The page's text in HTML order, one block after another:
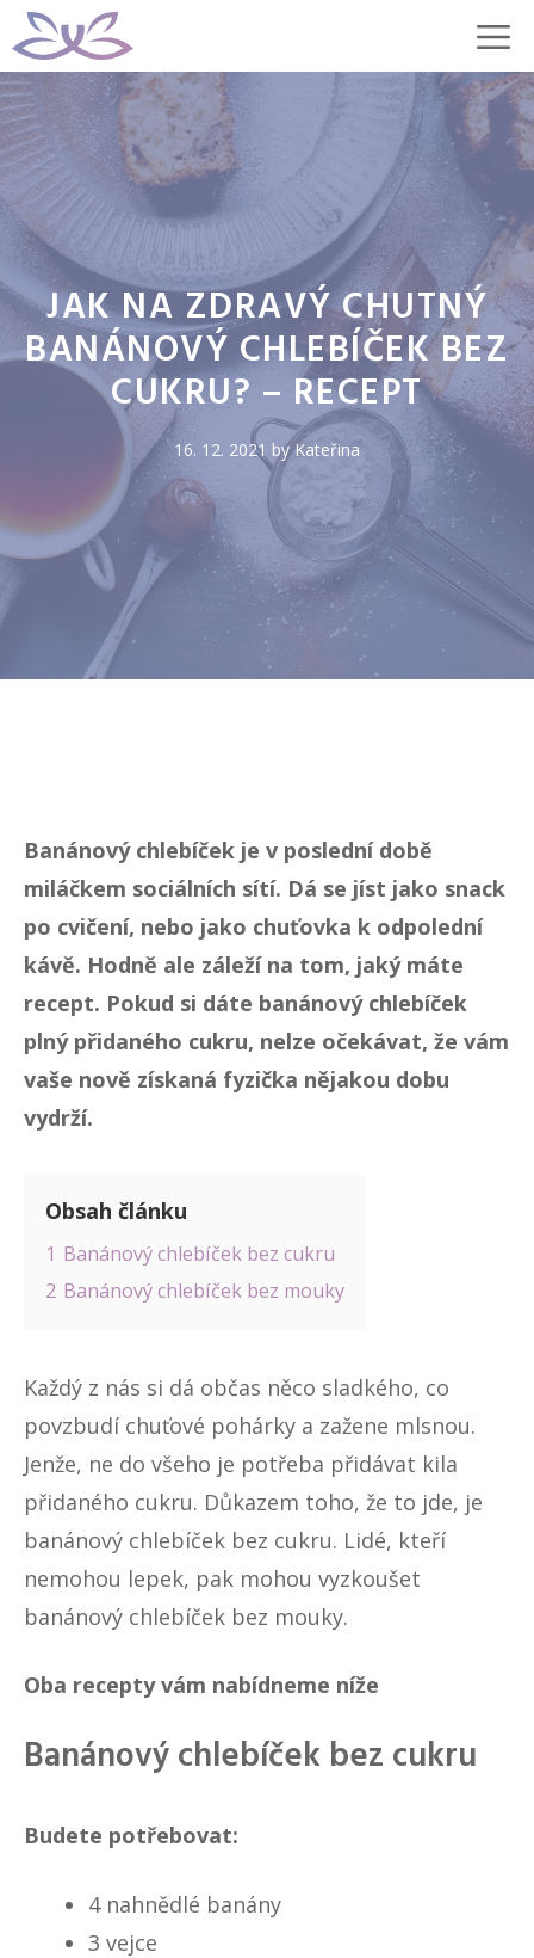
Přeskočit
na
obsah
JAK NA ZDRAVÝ CHUTNÝ
BANÁNOVÝ CHLEBÍČEK BEZ
CUKRU? – RECEPT
16. 12. 2021 byKateřina
Banánový chlebíček je v poslední době
miláčkem sociálních sítí. Dá se jíst jako snack
po cvičení, nebo jako chuťovka k odpolední
kávě. Hodně ale záleží na tom, jaký máte
recept. Pokud si dáte banánový chlebíček
plný přidaného cukru, nelze očekávat, že vám
vaše nově získaná fyzička nějakou dobu
vydrží.
Obsah článku
1 Banánový chlebíček bez cukru
2 Banánový chlebíček bez mouky
Každý z nás si dá občas něco sladkého, co
povzbudí chuťové pohárky a zažene mlsnou.
Jenže, ne do všeho je potřeba přidávat kila
přidaného cukru. Důkazem toho, že to jde, je
banánový chlebíček bez cukru. Lidé, kteří
nemohou lepek, pak mohou vyzkoušet
banánový chlebíček bez mouky.
Oba recepty vám nabídneme níže
Banánový chlebíček bez cukru
Budete potřebovat:
4 nahnědlé banány
3 vejce